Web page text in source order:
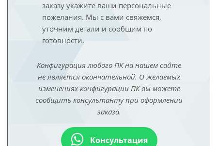
заказу укажите ваши персональные
пожелания. Мы с вами свяжемся,
уточним детали и сообщим по
готовности.
Конфигурация любого ПК на нашем сайте
не является окончательной. О желаемых
изменениях конфигурации ПК вы можете
сообщить консультанту при оформлении
заказа.
Консультация